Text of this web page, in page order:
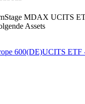
MDAX UCITS
Assets
600(DE)UCITS ETF